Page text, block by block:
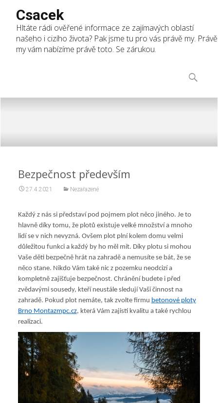
Csacek
Hltáte rádi ověřené informace ze zajímavých oblastí
našeho i cizího života? Pak jsme tu pro vás právě my. Právě
my vám nabízíme právě toto. Se zárukou.
to
content
Bezpečnost především
27.4.2021 Nezařazené
Každý z nás si představí pod pojmem plot něco jiného. Je to
hlavně díky tomu, že plotů existuje velké množství a mnoho
lidí se v nich nevyzná. Ovšem plot plní kolem domu velmi
důležitou funkci a každý by ho měl mít. Díky plotu si mohou
Vaše děti bezpečně hrát na zahradě a nemusíte se bát, že se
něco stane. Nikdo Vám také nic z pozemku neodcizí a
kompletně zajišťuje bezpečnost. Chránění budete i před
zvědavými sousedy, kteří neustále sledují Vaši činnost na
zahradě. Pokud plot nemáte, tak zvolte firmu betonové ploty
Brno Montazmpc.cz, která Vám zajistí kvalitu a také rychlou
realizaci.